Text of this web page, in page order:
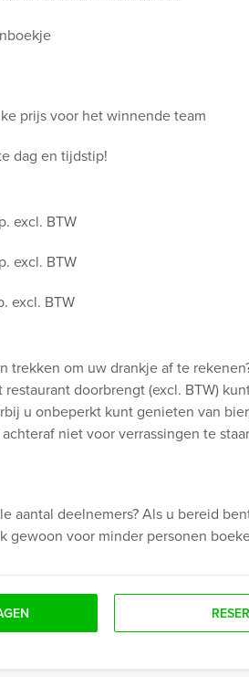
prijs voor het winnende team
dag en tijdstip!
excl. BTW
excl. BTW
excl. BTW
trekken om uw drankje af te
doorbrengt (excl. BTW)
u onbeperkt kunt genieten van
niet voor verrassingen te
aantal deelnemers? Als u bereid
gewoon voor minder personen